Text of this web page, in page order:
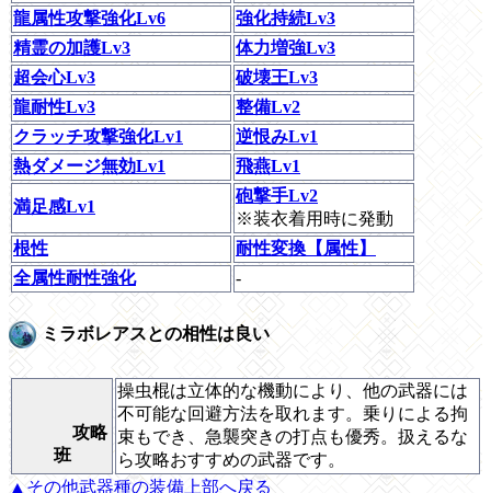
龍属性攻撃強化Lv6
強化持続Lv3
精霊の加護Lv3
体力増強Lv3
超会心Lv3
破壊王Lv3
龍耐性Lv3
整備Lv2
クラッチ攻撃強化Lv1
逆恨みLv1
熱ダメージ無効Lv1
飛燕Lv1
満足感Lv1
砲撃手Lv2
※装衣着用時に発動
根性
耐性変換【属性】
全属性耐性強化
-
ミラボレアスとの相性は良い
攻略
班
操虫棍は立体的な機動により、他の武器には
不可能な回避方法を取れます。乗りによる拘
束もでき、急襲突きの打点も優秀。扱えるな
ら攻略おすすめの武器です。
▲その他武器種の装備上部へ戻る